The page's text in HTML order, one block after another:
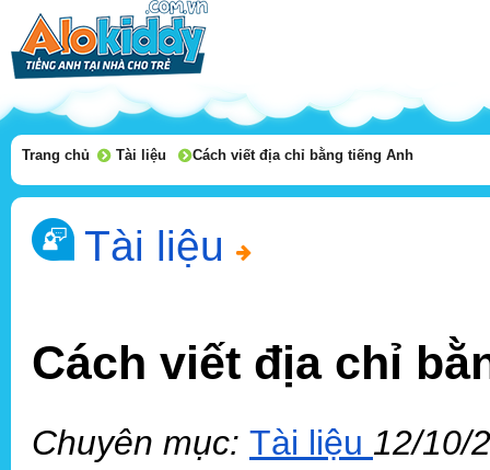
Trang chủ Tài liệu Cách viết địa chỉ bằng tiếng Anh
Tài liệu
Cách viết địa chỉ
Chuyên mục: Tài liệu 12/10/